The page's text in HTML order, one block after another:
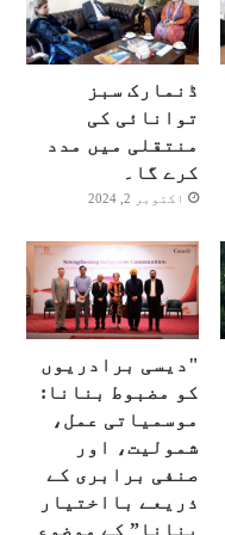
ڈنمارک سبز
توانائی کی
منتقلی میں مدد
کرے گا۔
اکتوبر 2, 2024
"دیسی برادریوں
کو مضبوط بنانا:
موسمیاتی عمل،
شمولیت، اور
صنفی برابری کے
ذریعے بااختیار
بنانا” کے موضوع